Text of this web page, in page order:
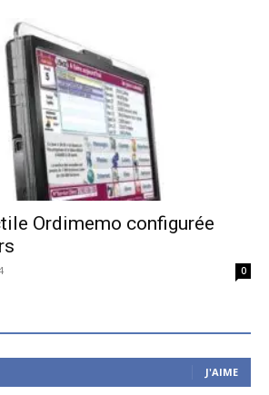
Ordimemo configurée
0
J'AIME